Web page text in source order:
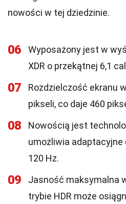
nowości w tej dziedzinie.
06
Wyposażony jest w
XDR o przekątnej 6,1
07
Rozdzielczość ekranu
pikseli, co daje 460
08
Nowością jest
umożliwia adaptacyjne
120 Hz.
09
Jasność maksymalna
trybie HDR może